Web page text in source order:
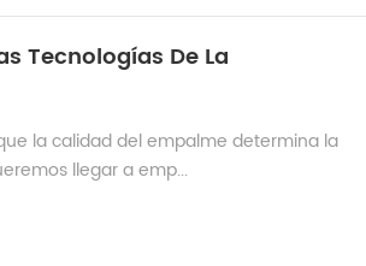
Tecnologías De La
la calidad del empalme determina la
llegar a emp...